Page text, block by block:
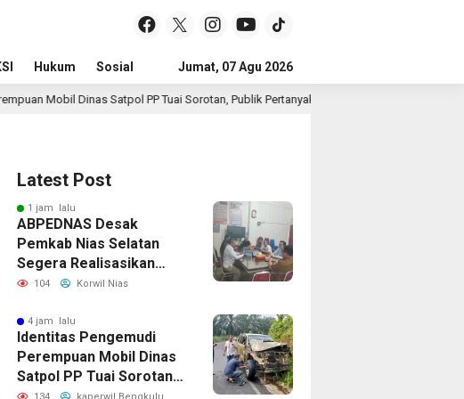
Hukum Sosial Pendidikan Politik
Jumat, 07 Agu 2026
PP Tuai Sorotan, Publik Pertanyakan Izin Penggunaan
Latest Post
1 jam lalu
ABPEDNAS Desak
Pemkab Nias Selatan
Segera Realisasikan
Perpanjangan Masa
Kepastian Hukum hingga
Kesejahteraan Anggota
104 Korwil Nias
4 jam lalu
Identitas Pengemudi
Perempuan Mobil Dinas
Satpol PP Tuai Sorotan,